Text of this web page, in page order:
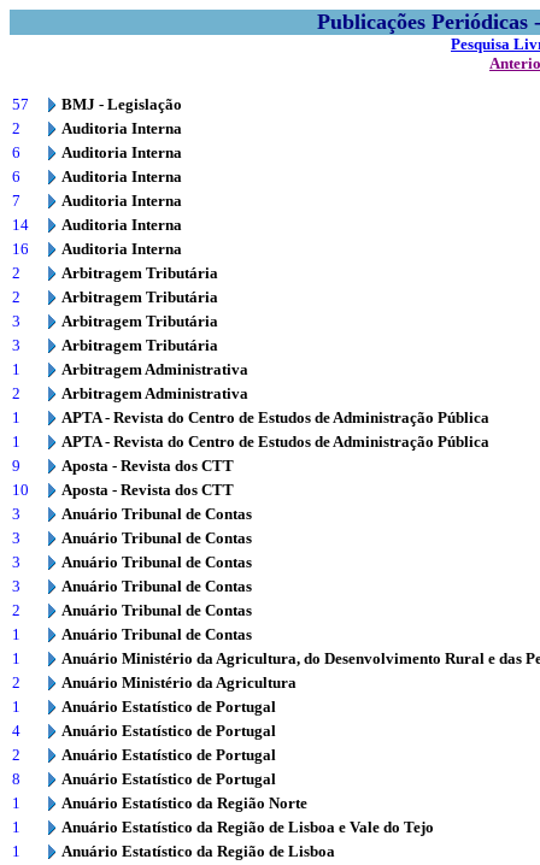
Publicações
Pesquisa
57
BMJ - Legislação
2
Auditoria Interna
6
Auditoria Interna
6
Auditoria Interna
7
Auditoria Interna
14
Auditoria Interna
16
Auditoria Interna
2
Arbitragem Tributária
2
Arbitragem Tributária
3
Arbitragem Tributária
3
Arbitragem Tributária
1
Arbitragem Administrativa
2
Arbitragem Administrativa
1
APTA - Revista do Centro de Estudos de Administração Pública
1
APTA - Revista do Centro de Estudos de Administração Pública
9
Aposta - Revista dos CTT
10
Aposta - Revista dos CTT
3
Anuário Tribunal de Contas
3
Anuário Tribunal de Contas
3
Anuário Tribunal de Contas
3
Anuário Tribunal de Contas
2
Anuário Tribunal de Contas
1
Anuário Tribunal de Contas
1
Anuário Ministério da Agricultura, do Desenvolvimento Rural e das
2
Anuário Ministério da Agricultura
1
Anuário Estatístico de Portugal
4
Anuário Estatístico de Portugal
2
Anuário Estatístico de Portugal
8
Anuário Estatístico de Portugal
1
Anuário Estatístico da Região Norte
1
Anuário Estatístico da Região de Lisboa e Vale do Tejo
1
Anuário Estatístico da Região de Lisboa